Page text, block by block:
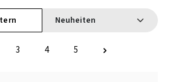
Seite
3 Seite
4 Seite
5